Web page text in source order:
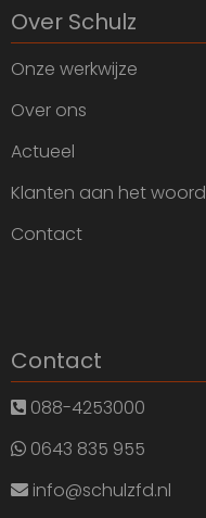
Over Schulz
Onze werkwijze
Over ons
Actueel
Klanten aan het woord
Contact
Contact
088-4253000
0643 835 955
info@schulzfd.nl